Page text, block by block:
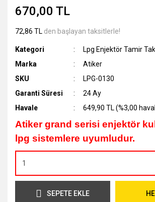
670,00 TL
72,86 TL den başlayan taksitlerle!
Kategori
Lpg Enjektör Tamir
Marka
Atiker
SKU
LPG-0130
Garanti Süresi
24 Ay
Havale
649,90 TL (%3,00
Atiker grand serisi enjektör
lpg sistemlere uyumludur.
SEPETE EKLE